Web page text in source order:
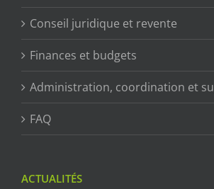
Conseil juridique et revente
Finances et budgets
Administration, coordination et
FAQ
ACTUALITÉS